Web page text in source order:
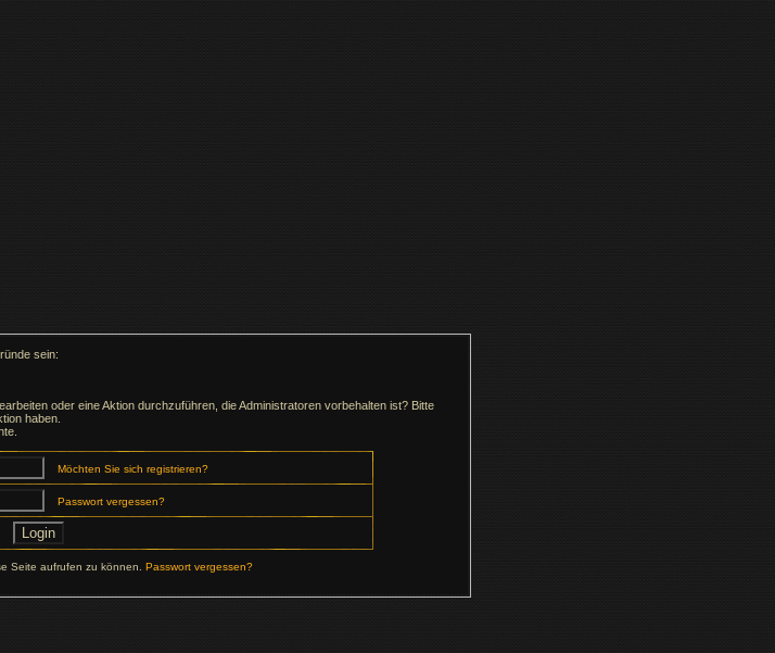
sein:
oder eine Aktion durchzuführen, die Administratoren vorbehalten ist? Bitte
haben.
Möchten Sie sich registrieren?
Passwort vergessen?
Seite aufrufen zu können. Passwort vergessen?